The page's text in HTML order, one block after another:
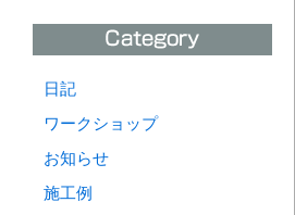
日記
ワークショップ
お知らせ
施工例